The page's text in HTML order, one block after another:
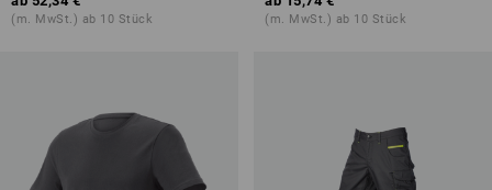
(m. MwSt.) ab 10 Stück (m. MwSt.) ab 10 Stück